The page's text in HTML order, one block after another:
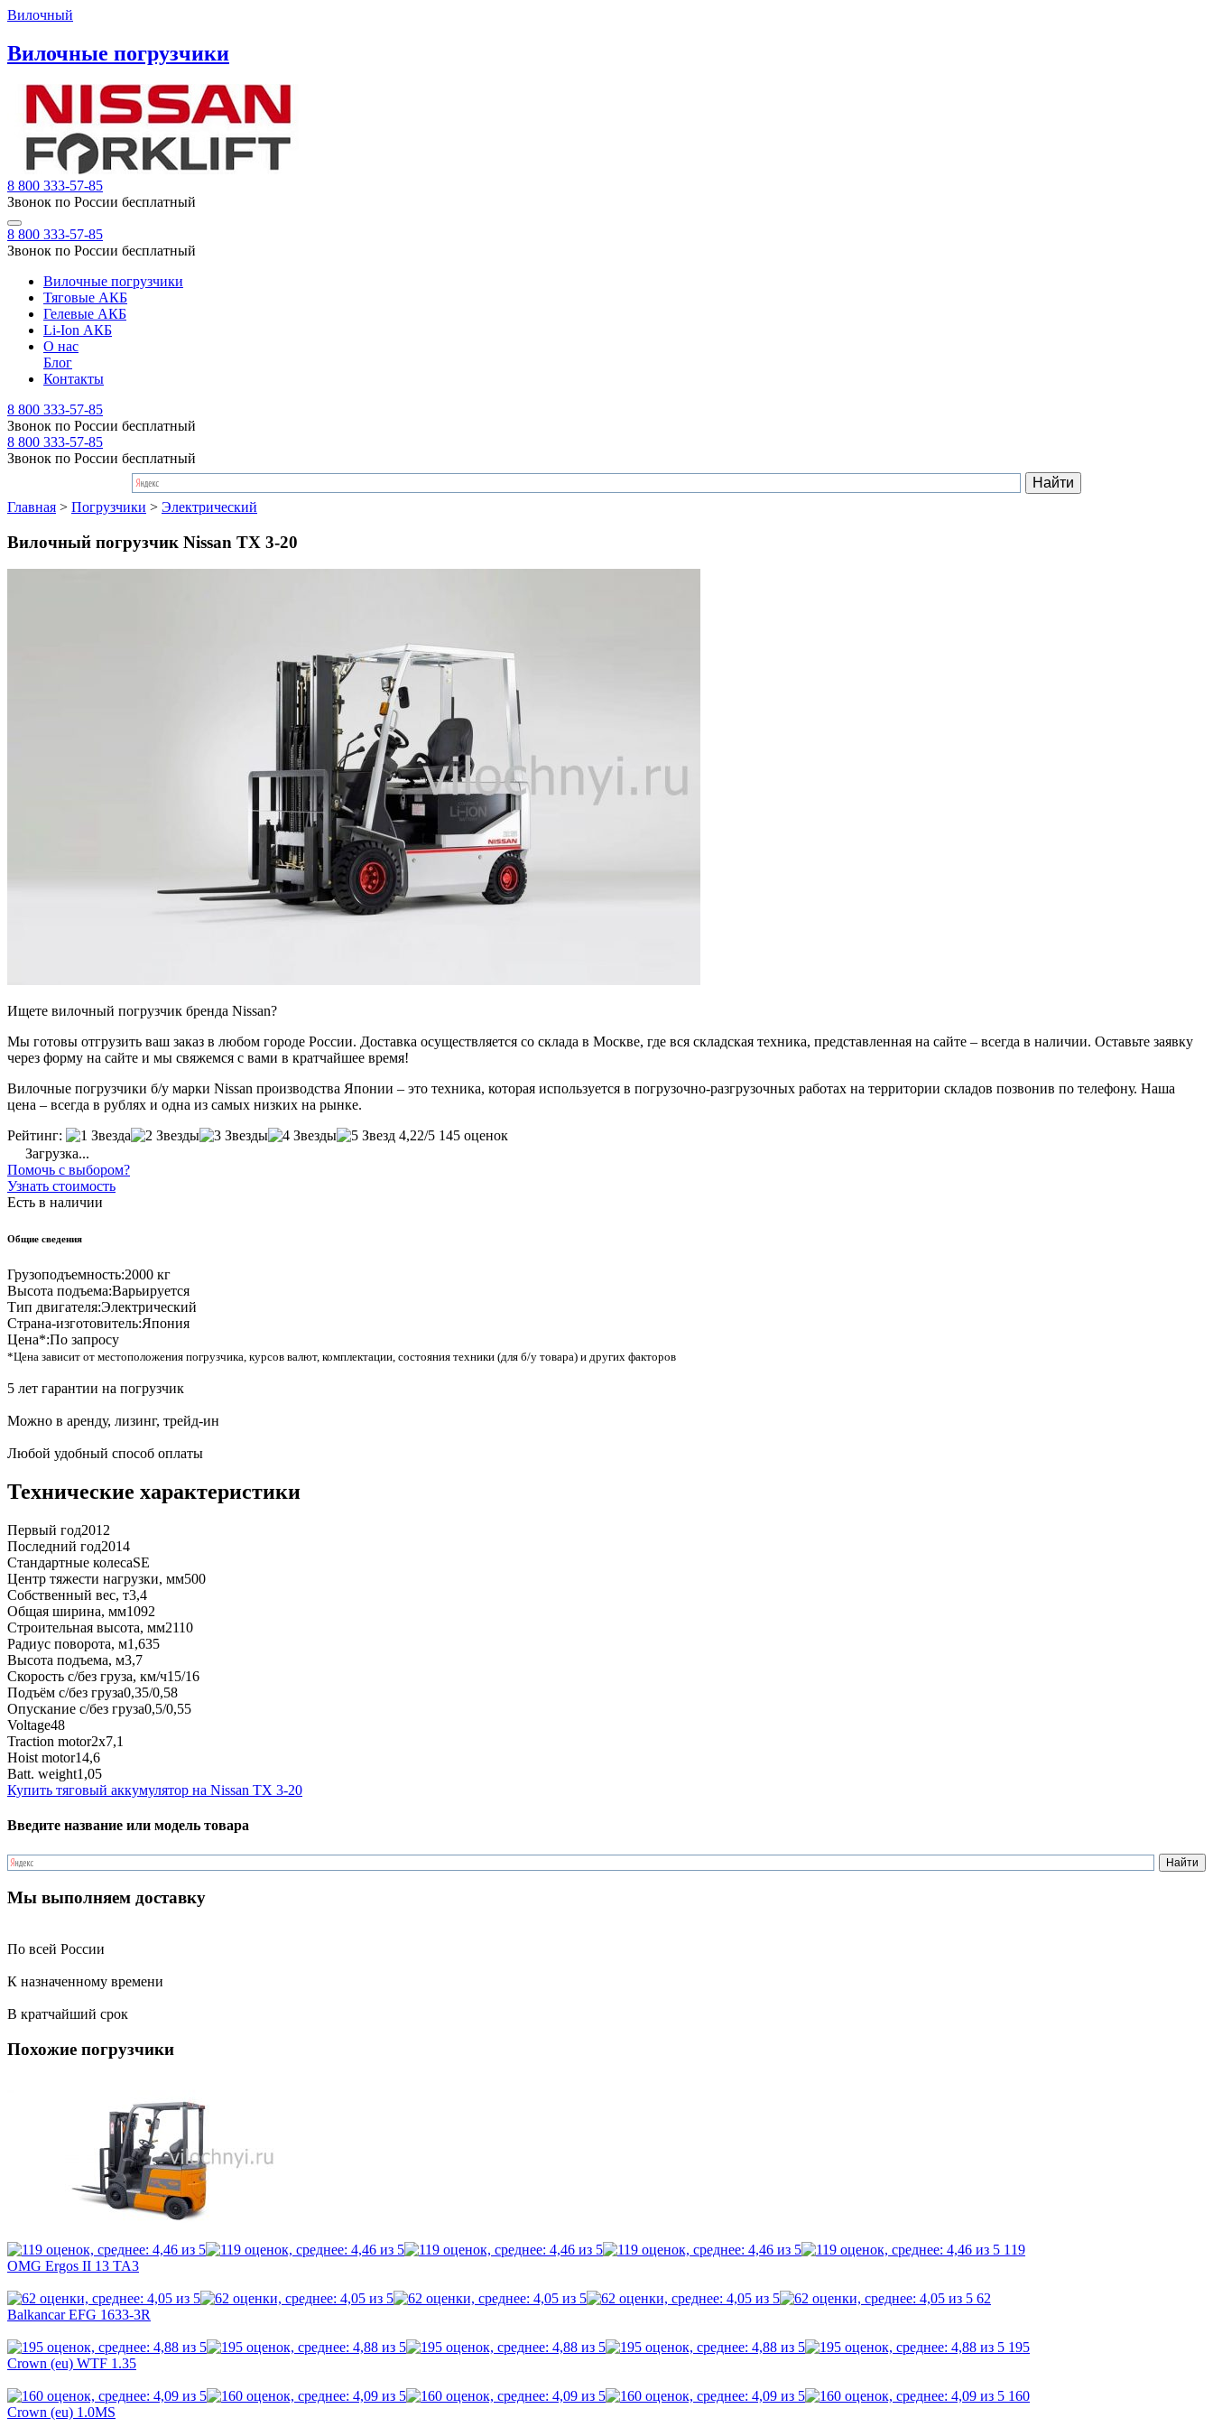
Вилочный
Вилочные погрузчики
8 800 333-57-85
Звонок по России бесплатный
8 800 333-57-85
Звонок по России бесплатный
Вилочные погрузчики
Тяговые АКБ
Гелевые АКБ
Li-Ion АКБ
О нас
Блог
Контакты
8 800 333-57-85
Звонок по России бесплатный
8 800 333-57-85
Звонок по России бесплатный
Главная > Погрузчики > Электрический
Вилочный погрузчик Nissan TX 3-20
Ищете вилочный погрузчик бренда Nissan?
Мы готовы отгрузить ваш заказ в любом городе России. Доставка осуществляется со склада в Москве, где вся складская техника, представленная на сайте – всегда в наличии. Оставьте заявку
через форму на сайте и мы свяжемся с вами в кратчайшее время!
Вилочные погрузчики б/у марки Nissan производства Японии – это техника, которая используется в погрузочно-разгрузочных работах на территории складов позвонив по телефону. Наша
цена – всегда в рублях и одна из самых низких на рынке.
Рейтинг:
4,22/5 145 оценок
Загрузка...
Помочь с выбором?
Узнать стоимость
Есть в наличии
Общие сведения
Грузоподъемность:2000 кг
Высота подъема:Варьируется
Тип двигателя:Электрический
Страна-изготовитель:Япония
Цена*:По запросу
*Цена зависит от местоположения погрузчика, курсов валют, комплектации, состояния техники (для б/у товара) и других факторов
5 лет гарантии на погрузчик
Можно в аренду, лизинг, трейд-ин
Любой удобный способ оплаты
Технические характеристики
Первый год2012
Последний год2014
Стандартные колесаSE
Центр тяжести нагрузки, мм500
Собственный вес, т3,4
Общая ширина, мм1092
Строительная высота, мм2110
Радиус поворота, м1,635
Высота подъема, м3,7
Скорость с/без груза, км/ч15/16
Подъём с/без груза0,35/0,58
Опускание с/без груза0,5/0,55
Voltage48
Traction motor2x7,1
Hoist motor14,6
Batt. weight1,05
Купить тяговый аккумулятор на Nissan TX 3-20
Введите название или модель товара
Мы выполняем доставку
По всей России
К назначенному времени
В кратчайший срок
Похожие погрузчики
119
OMG Ergos II 13 TA3
62
Balkancar EFG 1633-3R
195
Crown (eu) WTF 1.35
160
Crown (eu) 1.0MS